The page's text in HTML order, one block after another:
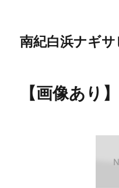
南紀白浜ナギ
【画像あり